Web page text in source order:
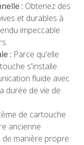
: Obtenez des
et durables à
impeccable
: Parce qu'elle
s'installe
fluide avec
durée de vie de
de cartouche
ancienne
manière propre